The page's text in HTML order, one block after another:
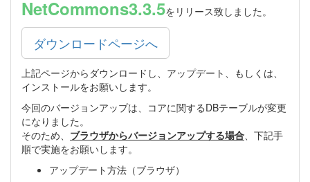
NetCommons3.3.5をリリース致しました。
ダウンロードページへ
上記ページからダウンロードし、アップデート、もしくは、
インストールをお願いします。
今回のバージョンアップは、コアに関するDBテーブルが変更
になりました。
そのため、 ブラウザからバージョンアップする場合 、下記手
順で実施をお願いします。
アップデート方法（ブラウザ）